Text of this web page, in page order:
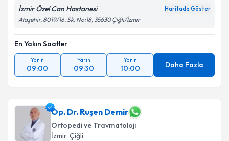
İzmir Özel Can Hastanesi Haritada Göster
Ataşehir, 8019/16. Sk. No:18, 35630 Çiğli/İzmir
En Yakın Saatler
Yarın
09:00
Yarın
09:30
Yarın
10:00 Daha Fazla
Op. Dr. Ruşen Demir
Ortopedi ve Travmatoloji
İzmir, Çiğli